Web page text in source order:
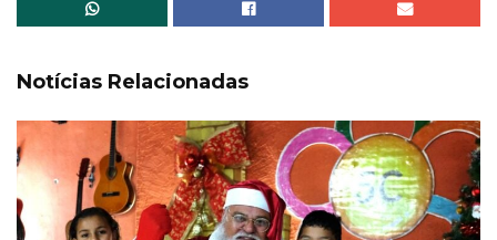
Notícias Relacionadas